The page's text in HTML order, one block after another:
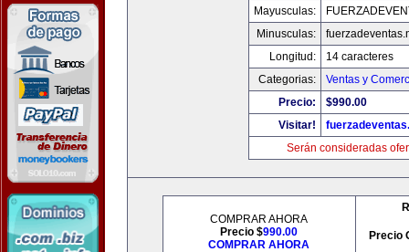
Mayusculas:
Minusculas:
Longitud:
14 caracteres
Categorias:
Ventas y
Precio:
$990.00
Visitar!
Serán consideradas
COMPRAR AHORA
Precio $990.00
COMPRAR AHORA
Precio